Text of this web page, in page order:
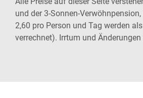
und der 3-Sonnen-
2,60 pro Person und Tag werden
verrechnet). Irrtum und